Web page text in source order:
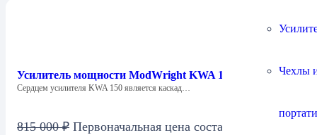
Чехлы
Усилитель мощности ModWright KWA 150SE
Сердцем усилителя KWA 150 является каскад…
815 000₽ Первоначальная цена составляла 815